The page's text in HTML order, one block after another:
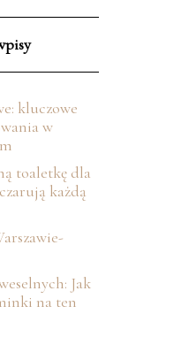
kluczowe
w
toaletkę dla
każdą
Jak
na ten